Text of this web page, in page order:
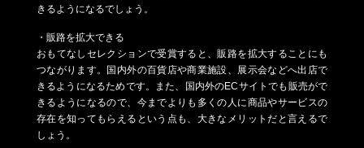
きるようになるでしょう。
・販路を拡大できる
おもてなしセレクションで受賞すると、販路を拡大することにも
つながります。国内外の百貨店や商業施設、展示会などへ出店で
きるようになるためです。また、国内外のECサイトでも販売がで
きるようになるので、今までよりも多くの人に商品やサービスの
存在を知ってもらえるという点も、大きなメリットだと言えるで
しょう。